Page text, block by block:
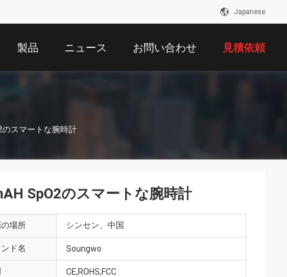
Japanese
製品 ニュース お問い合わせ 見積依頼
スマートな腕時計
SpO2のスマートな腕時計
場所 シンセン、中国
ド名 Soungwo
CE,ROHS,FCC